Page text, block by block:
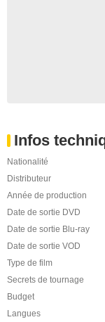
Infos
Nationalité
Distributeur
Année de production
Date de sortie DVD
Date de sortie Blu-ray
Date de sortie VOD
Type de film
Secrets de tournage
Budget
Langues